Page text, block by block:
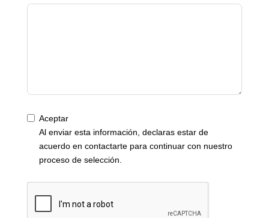
Aceptar
Al enviar esta información, declaras estar de
acuerdo en contactarte para continuar con nuestro
proceso de selección.